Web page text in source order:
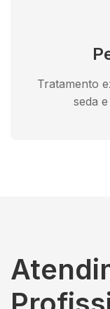
Tratamento
seda